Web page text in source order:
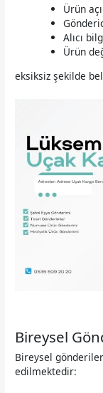
Ürün
Alıcı
Ürün
eksiksiz şekilde
Bireysel
Bireysel
edilmektedir: